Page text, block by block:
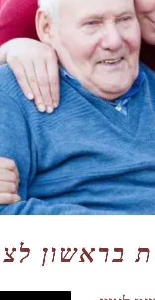
בראשון